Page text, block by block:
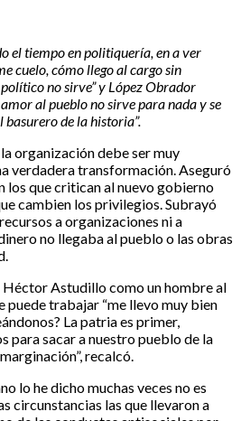
el tiempo en politiquería, en a ver
cuelo, cómo llego al cargo sin
no sirve” y López Obrador
al pueblo no sirve para nada y se
de la historia”.
organización debe ser muy
verdadera transformación. Aseguró
los que critican al nuevo gobierno
cambien los privilegios. Subrayó
a organizaciones ni a
no llegaba al pueblo o las obras
Astudillo como un hombre al
puede trabajar “me llevo muy bien
La patria es primer,
para sacar a nuestro pueblo de la
recalcó.
lo he dicho muchas veces no es
circunstancias las que llevaron a